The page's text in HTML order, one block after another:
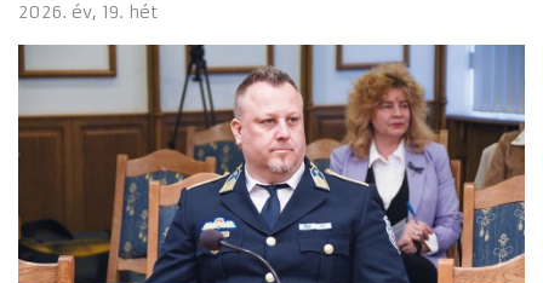
2026. év 19. hét